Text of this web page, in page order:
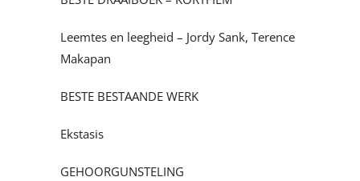
Leemtes en leegheid – Jordy Sank, Terence
Makapan
BESTE BESTAANDE WERK
Ekstasis
GEHOORGUNSTELING